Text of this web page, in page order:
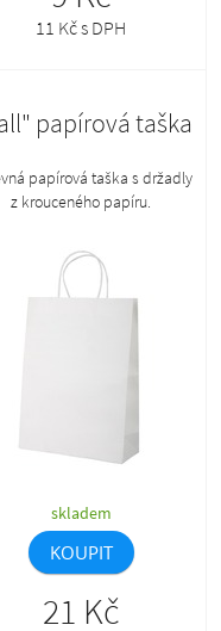
11 Kč s DPH
papírová taška
papírová taška s držadly
z krouceného papíru.
skladem
KOUPIT
21 Kč